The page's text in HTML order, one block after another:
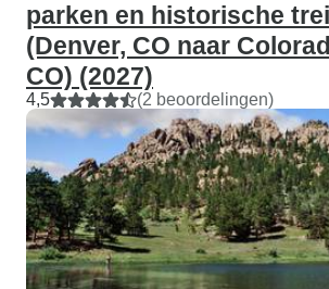
parken en historische
(Denver, CO naar
CO) (2027)
4,5 (2 beoordelingen)